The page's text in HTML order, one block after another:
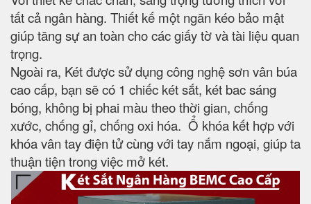
tất cả ngân hàng. Thiết kế một ngăn kéo bảo mật
giúp tăng sự an toàn cho các giấy tờ và tài liệu quan
trọng.
Ngoài ra, Két được sử dụng công nghệ sơn vân búa
cao cấp, bạn sẽ có 1 chiếc két sắt, két bac sáng
bóng, không bị phai màu theo thời gian, chống
xước, chống gỉ, chống oxi hóa. Ổ khóa kết hợp với
khóa vân tay điện tử cùng với tay nắm ngoại, giúp ta
thuận tiện trong việc mở két.